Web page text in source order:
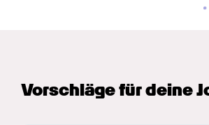
Vorschläge für deine